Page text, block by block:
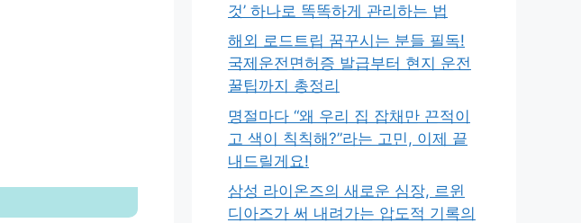
것’ 하나로 똑똑하게 관리하는 법
해외 로드트립 꿈꾸시는 분들 필독!
국제운전면허증 발급부터 현지 운전
꿀팁까지 총정리
명절마다 “왜 우리 집 잡채만 끈적이
고 색이 칙칙해?”라는 고민, 이제 끝
내드릴게요!
삼성 라이온즈의 새로운 심장, 르윈
디아즈가 써 내려가는 압도적 기록의